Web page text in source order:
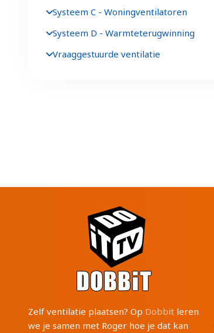
Systeem C - Woningventilatoren
Systeem D - Warmteterugwinning
Vraaggestuurde ventilatie
Zelf ventilatie plaatsen? Op Dobbit leren
we je samen met Roger hoe je dat kan